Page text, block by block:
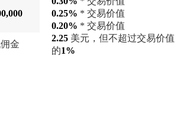
0.25% * 交易价值
0.20% * 交易价值
金
2.25 美元，但不超过交易价值
的1%